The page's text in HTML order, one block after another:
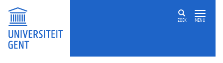
Overslaan en naar de inhoud gaan
ZOEK MENU